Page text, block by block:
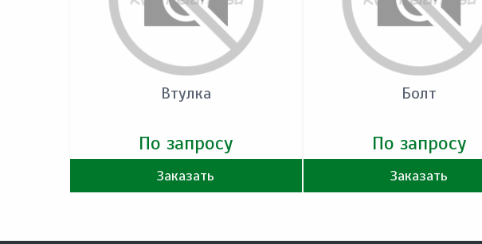
Втулка
По запросу
Заказать
Болт
По запросу
Заказать